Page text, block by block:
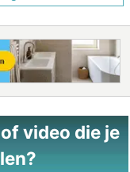
video die je